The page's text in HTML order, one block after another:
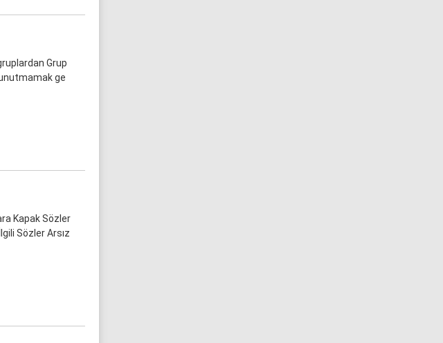
Grup
ge
Kapak Sözler
Sözler Arsız